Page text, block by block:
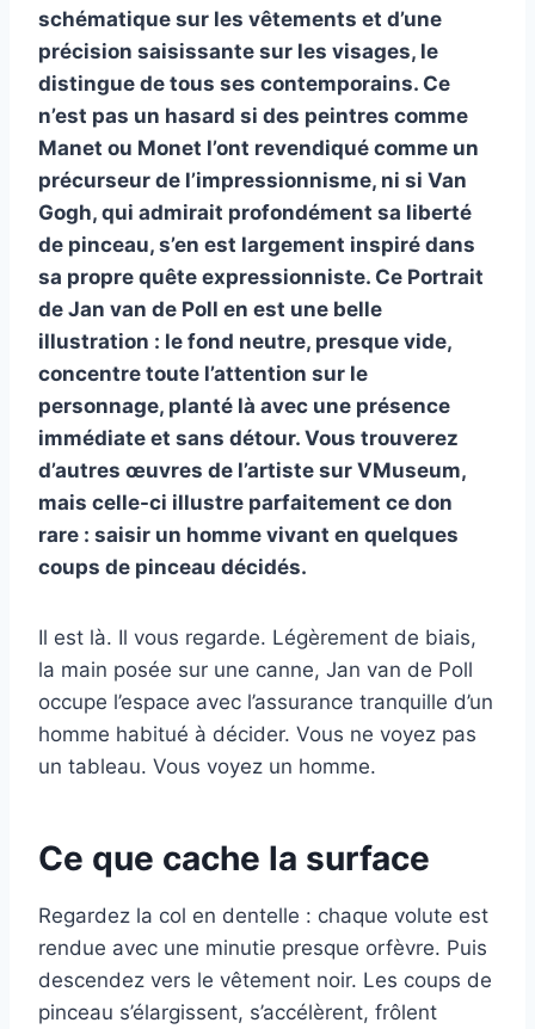
schématique sur les vêtements et d’une
précision saisissante sur les visages, le
distingue de tous ses contemporains. Ce
n’est pas un hasard si des peintres comme
Manet ou Monet l’ont revendiqué comme un
précurseur de l’impressionnisme, ni si Van
Gogh, qui admirait profondément sa liberté
de pinceau, s’en est largement inspiré dans
sa propre quête expressionniste. Ce Portrait
de Jan van de Poll en est une belle
illustration : le fond neutre, presque vide,
concentre toute l’attention sur le
personnage, planté là avec une présence
immédiate et sans détour. Vous trouverez
d’autres œuvres de l’artiste sur VMuseum,
mais celle-ci illustre parfaitement ce don
rare : saisir un homme vivant en quelques
coups de pinceau décidés.
Il est là. Il vous regarde. Légèrement de biais,
la main posée sur une canne, Jan van de Poll
occupe l’espace avec l’assurance tranquille d’un
homme habitué à décider. Vous ne voyez pas
un tableau. Vous voyez un homme.
Ce que cache la surface
Regardez la col en dentelle : chaque volute est
rendue avec une minutie presque orfèvre. Puis
descendez vers le vêtement noir. Les coups de
pinceau s’élargissent, s’accélèrent, frôlent